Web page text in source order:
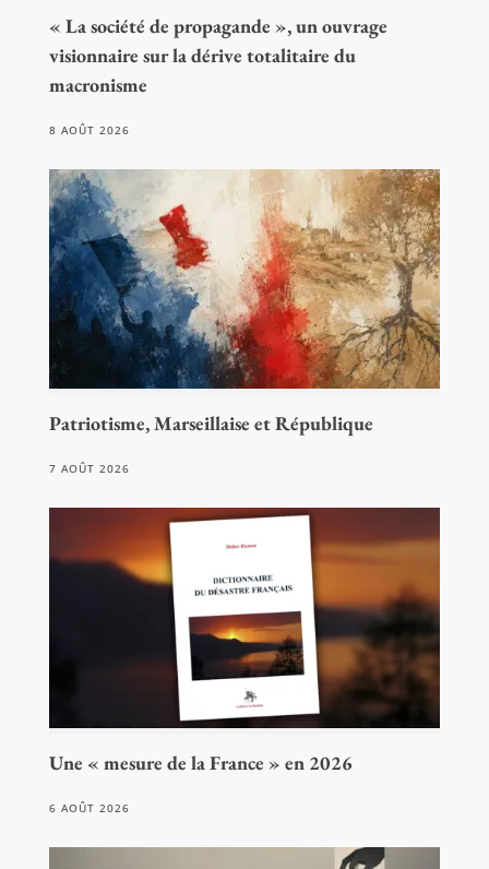
« La société de propagande », un ouvrage
visionnaire sur la dérive totalitaire du
macronisme
8 AOÛT 2026
Patriotisme, Marseillaise et République
7 AOÛT 2026
Une « mesure de la France » en 2026
6 AOÛT 2026